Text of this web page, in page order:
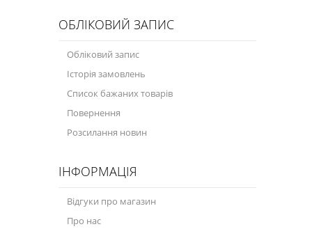
ОБЛІКОВИЙ ЗАПИС
Обліковий запис
Історія замовлень
Список бажаних товарів
Повернення
Розсилання новин
ІНФОРМАЦІЯ
Відгуки про магазин
Про нас